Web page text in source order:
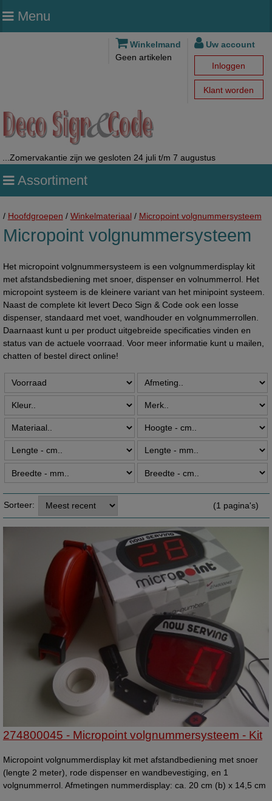
Menu
Winkelmand
Geen artikelen
Uw account
Inloggen
Klant worden
...Zomervakantie zijn we gesloten 24 juli t/m 7 augustus
Assortiment
/ Hoofdgroepen / Winkelmateriaal / Micropoint volgnummersysteem
Micropoint volgnummersysteem
Het micropoint volgnummersysteem is een volgnummerdisplay kit
met afstandsbediening met snoer, dispenser en volnummerrol. Het
micropoint systeem is de kleinere variant van het minipoint systeem.
Naast de complete kit levert Deco Sign & Code ook een losse
dispenser, standaard met voet, wandhouder en volgnummerrollen.
Daarnaast kunt u per product uitgebreide specificaties vinden en
status van de actuele voorraad. Voor meer informatie kunt u mailen,
chatten of bestel direct online!
Sorteer: (1 pagina's)
274800045 - Micropoint volgnummersysteem - Kit
Micropoint volgnummerdisplay kit met afstandbediening met snoer
(lengte 2 meter), rode dispenser en wandbevestiging, en 1
volgnummerrol. Afmetingen nummerdisplay: ca. 20 cm (b) x 14,5 cm